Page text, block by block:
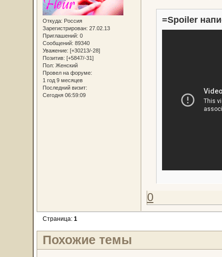
Откуда: Россия
Зарегистрирован: 27.02.13
Приглашений: 0
Сообщений: 89340
Уважение: [+30213/-28]
Позитив: [+5847/-31]
Пол: Женский
Провел на форуме:
1 год 9 месяцев
Последний визит:
Сегодня 06:59:09
=Spoiler
0
Страница: 1
Похожие темы